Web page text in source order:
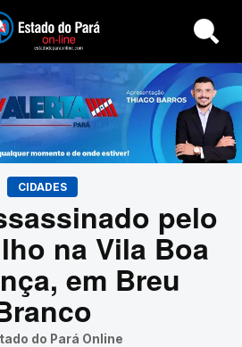
Buscar
CIDADES
pelo
na Vila Boa
em Breu
do Pará Online